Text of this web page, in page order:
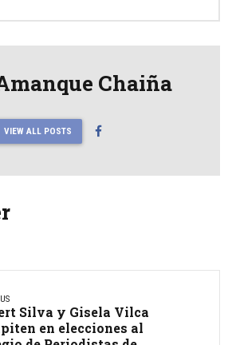
Chaiña
VIEW ALL POSTS
Silva y Gisela Vilca
en elecciones al